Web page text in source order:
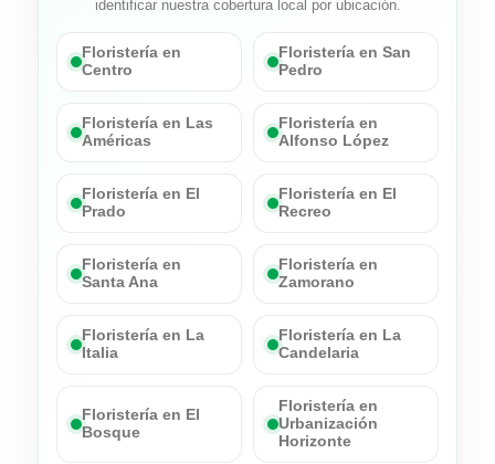
identificar nuestra cobertura local por ubicación.
Floristería en
Centro
Floristería en San
Pedro
Floristería en Las
Américas
Floristería en
Alfonso López
Floristería en El
Prado
Floristería en El
Recreo
Floristería en
Santa Ana
Floristería en
Zamorano
Floristería en La
Italia
Floristería en La
Candelaria
Floristería en El
Bosque
Floristería en
Urbanización
Horizonte